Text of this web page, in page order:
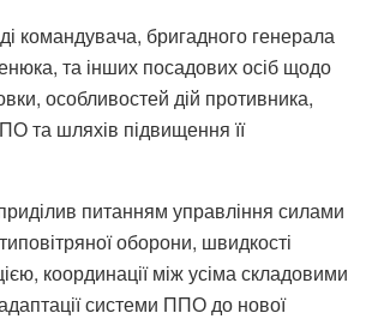
командувача, бригадного генерала
та інших посадових осіб щодо
особливостей дій противника,
та шляхів підвищення її
питанням управління силами
оборони, швидкості
координації між усіма складовими
системи ППО до нової